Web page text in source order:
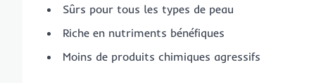
Sûrs pour tous les types de peau
Riche en nutriments bénéfiques
Moins de produits chimiques agressifs